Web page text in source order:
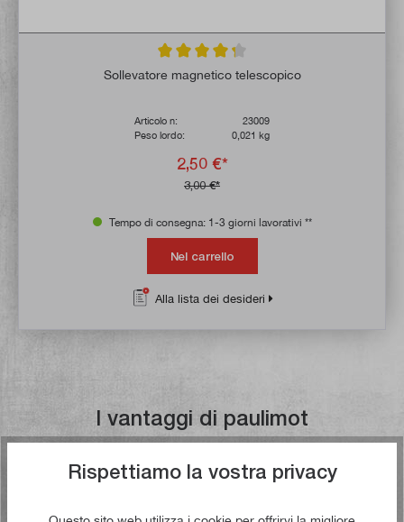
Valutazione media di 4.3 su 5 stelle
Sollevatore magnetico telescopico
Articolo n:
23009
Peso lordo:
0,021 kg
2,50 €*
3,00 €*
Tempo di consegna: 1-3 giorni lavorativi **
Nel carrello
Alla lista dei desideri
I vantaggi di paulimot
Spedizione gratuita a partire da €
49,00
Rispettiamo la vostra privacy